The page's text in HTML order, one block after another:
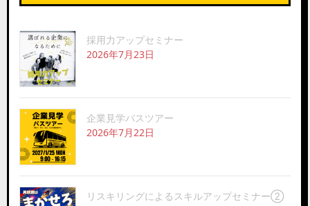
採用力アップセミナー
2026年7月23日
企業見学バスツアー
2026年7月22日
リスキリングによるスキルアップセミナー②